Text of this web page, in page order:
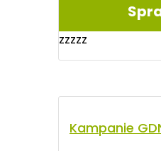
zzzzz
Kampanie